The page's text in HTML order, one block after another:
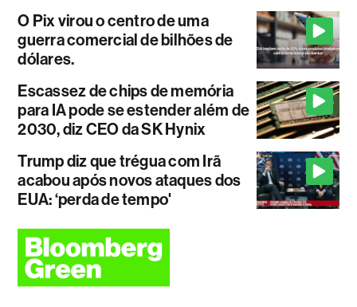
O Pix virou o centro de uma
guerra comercial de bilhões de
dólares.
Escassez de chips de memória
para IA pode se estender além de
2030, diz CEO da SK Hynix
Trump diz que trégua com Irã
acabou após novos ataques dos
EUA: ‘perda de tempo'